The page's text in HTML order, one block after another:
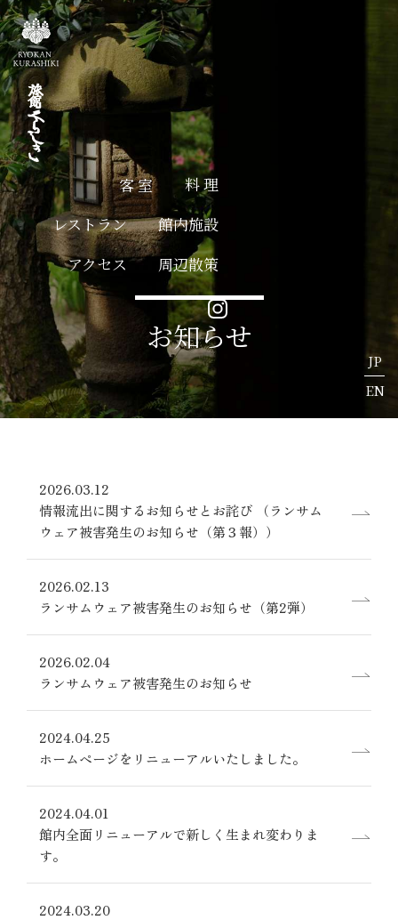
客 室
料 理
レストラン
館内施設
アクセス
周辺散策
HOME
客 室
旅館くらしき 本館
Residence[レジデンス]
館内施設
周辺散策
086-422-0730
FAX：
086-422-0990
お問い合わせ
奥座敷
巽の間
プランで選ぶ
予約の確認・
予約の確認・変
お知らせ
JP
EN
2026.03.12
情報流出に関するお知らせとお詫び （ランサム
ウェア被害発生のお知らせ（第３報））
2026.02.13
ランサムウェア被害発生のお知らせ（第2弾）
2026.02.04
ランサムウェア被害発生のお知らせ
2024.04.25
ホームページをリニューアルいたしました。
2024.04.01
館内全面リニューアルで新しく生まれ変わりま
す。
2024.03.20